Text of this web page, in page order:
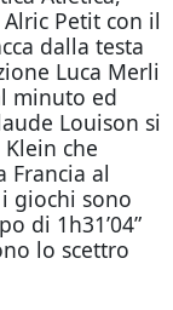
Petit con il
dalla testa
Luca Merli
minuto ed
Louison si
che
Francia al
giochi sono
di 1h31’04”
lo scettro